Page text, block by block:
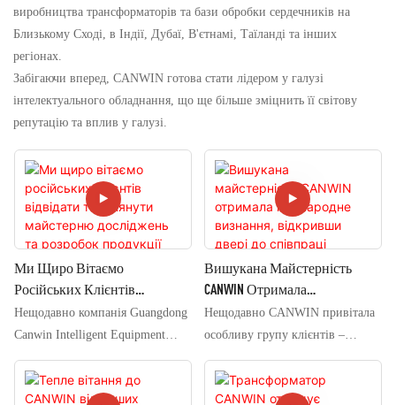
виробництва трансформаторів та бази обробки сердечників на
Близькому Сході, в Індії, Дубаї, В'єтнамі, Таїланді та інших
регіонах.
Забігаючи вперед, CANWIN готова стати лідером у галузі
інтелектуального обладнання, що ще більше зміцнить її світову
репутацію та вплив у галузі.
Ми Щиро Вітаємо
Російських Клієнтів
Відвідати Та Оглянути
Майстерню Досліджень Та
Нещодавно компанія Guangdong
Canwin Intelligent Equipment
Manufacturing Co., Ltd.
привітала групу шановних
російських клієнтів. Команда
Вишукана Майстерність
CANWIN Отримала
Міжнародне Визнання,
Відкривши Двері До
Нещодавно CANWIN привітала
особливу групу клієнтів –
іноземних клієнтів, які
дізналися про нас через
міжнародну платформу